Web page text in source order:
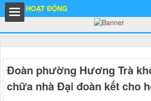
ĐỘNG
Đoàn phường Hương Trà
chữa nhà Đại đoàn kết cho